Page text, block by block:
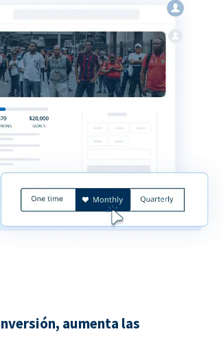
aumenta las